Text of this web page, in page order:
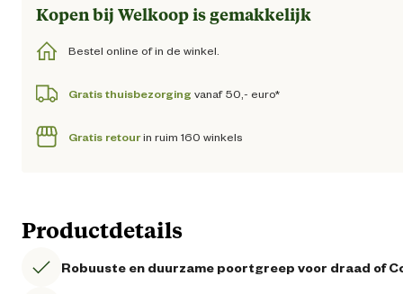
Kopen bij Welkoop is gemakkelijk
Bestel online of in de winkel.
Gratis thuisbezorging vanaf 50,- euro*
Gratis retourin ruim 160 winkels
Productdetails
Robuuste en duurzame poortgreep voor draad of